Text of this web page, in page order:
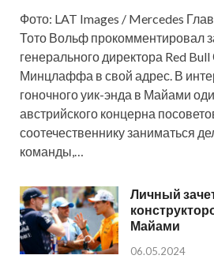
Фото: LAT Images / Mercedes
Тото Вольф прокомментировал
генерального директора Red
Минцлаффа в свой адрес. В
гоночного уик-энда в Майами
австрийского концерна
соотечественнику заниматься
команды,…
Личный
Майами
06.05.2024